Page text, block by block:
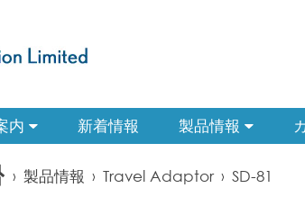
内 新着情報 製品情報
› 製品情報 › Travel Adaptor › SD-81